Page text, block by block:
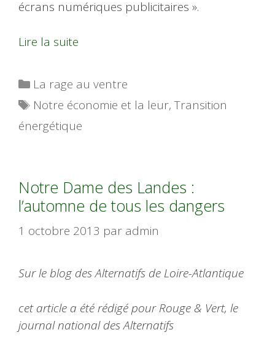
écrans numériques publicitaires ».
Lire la suite
Catégories
La rage au ventre
Étiquettes
Notre économie et la leur,Transition
énergétique
Notre Dame des Landes :
l’automne de tous les dangers
1 octobre 2013 par admin
Sur le blog des Alternatifs de Loire-Atlantique
cet article a été rédigé pour Rouge & Vert, le
journal national des Alternatifs